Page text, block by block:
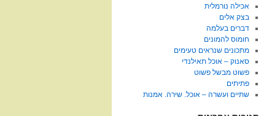
אכילה נורמלית
בצק אלים
דברים בעלמה
חומוס להמונים
מתכונים שנראים טעימים
סאנוק – אוכל תאילנדי
פשוט מבשל פשוט
פתיתים
שתיים ועשרה – אוכל. שירה. אמנות